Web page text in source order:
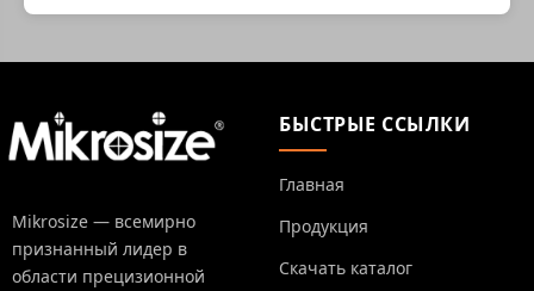
Mikrosize — всемирно
признанный лидер в
области прецизионной
БЫСТРЫЕ ССЫЛКИ
Главная
Продукция
Скачать каталог